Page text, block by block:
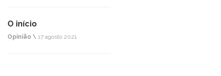
O início
Opinião \ 17 agosto 2021